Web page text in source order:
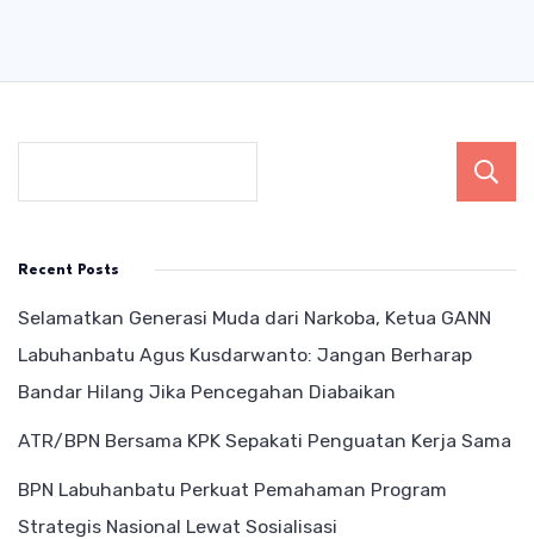
Recent Posts
Selamatkan Generasi Muda dari Narkoba, Ketua GANN
Labuhanbatu Agus Kusdarwanto: Jangan Berharap
Bandar Hilang Jika Pencegahan Diabaikan
ATR/BPN Bersama KPK Sepakati Penguatan Kerja Sama
BPN Labuhanbatu Perkuat Pemahaman Program
Strategis Nasional Lewat Sosialisasi